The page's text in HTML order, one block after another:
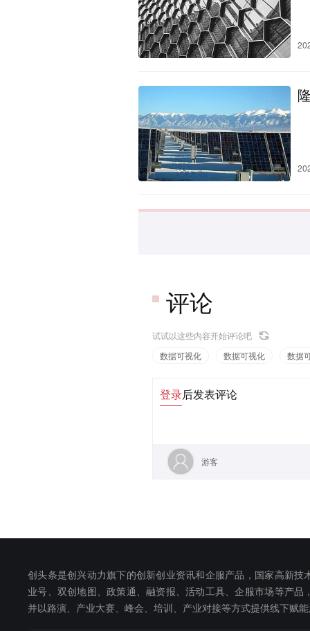
评论
试试以这些内容开始评论吧
数据可视化
数据可视化 数据
登录后发表评论
游客
创头条是创兴动力旗下的创新创业资讯和企服产品，国家高新
业号、双创地图、政策通、融资报、活动工具、企服市场等产
并以路演、产业大赛、峰会、培训、产业对接等方式提供线下赋